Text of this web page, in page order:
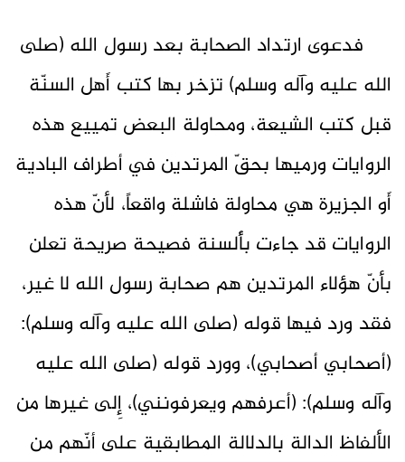
فدعوى ارتداد الصحابة بعد رسول الله (صلى
الله عليه وآله وسلم) تزخر بها كتب أَهل السنّة
قبل كتب الشيعة، ومحاولة البعض تمييع هذه
الروايات ورميها بحقّ المرتدين في أطراف البادية
أَو الجزيرة هي محاولة فاشلة واقعاً، لأنّ هذه
الروايات قد جاءت بأَلسنة فصيحة صريحة تعلن
بأنّ هؤلاء المرتدين هم صحابة رسول الله لا غير،
فقد ورد فيها قوله (صلى الله عليه وآله وسلم):
(أصحابي أصحابي)، وورد قوله (صلى الله عليه
وآله وسلم): (أعرفهم ويعرفونني)، إِلى غيرها من
الألفاظ الدالة بالدلالة المطابقية على أنّهم من